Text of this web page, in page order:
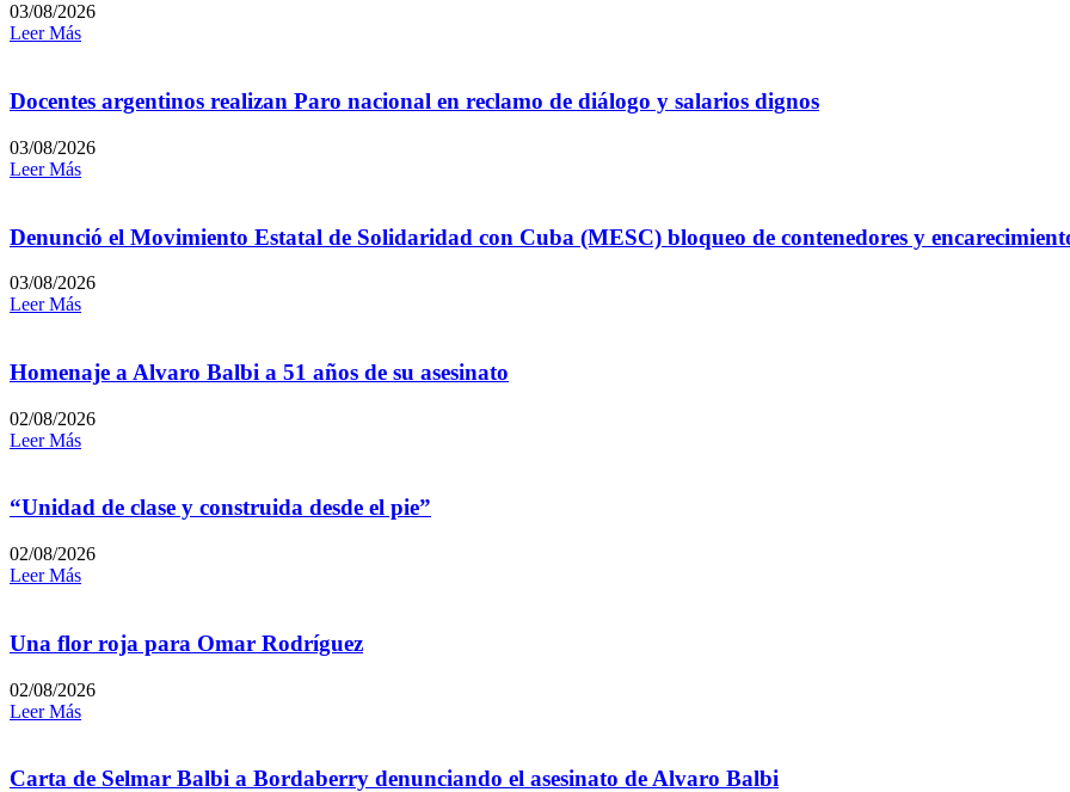
03/08/2026
Leer Más
Docentes argentinos realizan Paro nacional en reclamo de diálogo y salarios dignos
03/08/2026
Leer Más
Denunció el Movimiento Estatal de Solidaridad con Cuba (MESC) bloqueo de contenedores y
03/08/2026
Leer Más
Homenaje a Alvaro Balbi a 51 años de su asesinato
02/08/2026
Leer Más
“Unidad de clase y construida desde el pie”
02/08/2026
Leer Más
Una flor roja para Omar Rodríguez
02/08/2026
Leer Más
Carta de Selmar Balbi a Bordaberry denunciando el asesinato de Alvaro Balbi